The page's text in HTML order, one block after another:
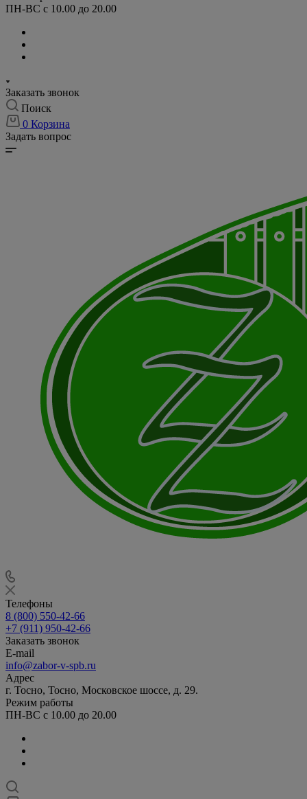
ПН-ВС с 10.00 до 20.00
Заказать звонок
Поиск
0 Корзина
Задать вопрос
Телефоны
8 (800) 550-42-66
+7 (911) 950-42-66
Заказать звонок
E-mail
info@zabor-v-spb.ru
Адрес
г. Тосно, Тосно, Московское шоссе, д. 29.
Режим работы
ПН-ВС с 10.00 до 20.00